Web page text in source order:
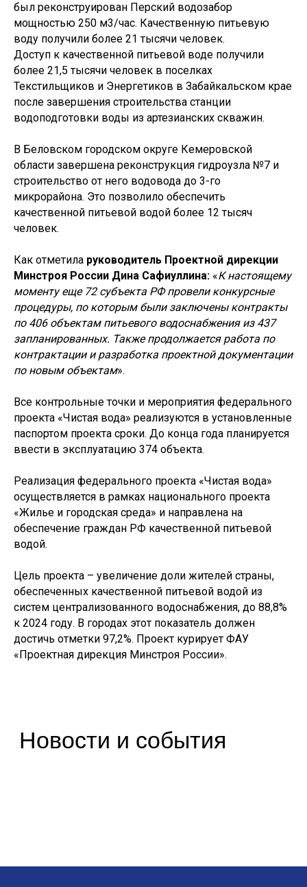
был реконструирован Перский водозабор
мощностью 250 м3/час. Качественную питьевую
воду получили более 21 тысячи человек.
Доступ к качественной питьевой воде получили
более 21,5 тысячи человек в поселках
Текстильщиков и Энергетиков в Забайкальском крае
после завершения строительства станции
водоподготовки воды из артезианских скважин.
В Беловском городском округе Кемеровской
области завершена реконструкция гидроузла №7 и
строительство от него водовода до 3-го
микрорайона. Это позволило обеспечить
качественной питьевой водой более 12 тысяч
человек.
Как отметила руководитель Проектной дирекции
Минстроя России Дина Сафиуллина: «К настоящему
моменту еще 72 субъекта РФ провели конкурсные
процедуры, по которым были заключены контракты
по 406 объектам питьевого водоснабжения из 437
запланированных. Также продолжается работа по
контрактации и разработка проектной документации
по новым объектам».
Все контрольные точки и мероприятия федерального
проекта «Чистая вода» реализуются в установленные
паспортом проекта сроки. До конца года планируется
ввести в эксплуатацию 374 объекта.
Реализация федерального проекта «Чистая вода»
осуществляется в рамках национального проекта
«Жилье и городская среда» и направлена на
обеспечение граждан РФ качественной питьевой
водой.
Цель проекта – увеличение доли жителей страны,
обеспеченных качественной питьевой водой из
систем централизованного водоснабжения, до 88,8%
к 2024 году. В городах этот показатель должен
достичь отметки 97,2%. Проект курирует ФАУ
«Проектная дирекция Минстроя России».
Новости и события
МИНСТРОЯ РОССИИ», 2022–2025
+7 (495) 419-94-00
Для прессы:
О дирекции
Руководство Дирекции
Наблюдательный Совет
Контакты и реквизиты Дирекции
Структура Дирекции
Контакты для регионов
Штабы
Архив проектов